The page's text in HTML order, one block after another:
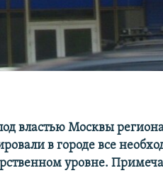
властью Москвы
в городе все
уровне.